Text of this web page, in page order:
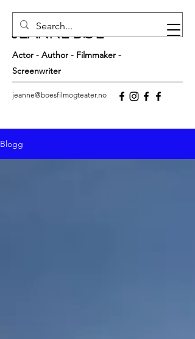
JEANNE BØE
Actor - Author - Filmmaker -
Screenwriter
jeanne@boesfilmogteater.no
Blogg